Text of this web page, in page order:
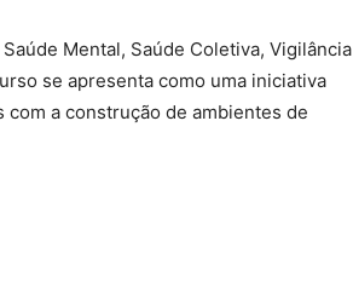
Mental, Saúde Coletiva, Vigilância
se apresenta como uma iniciativa
a construção de ambientes de